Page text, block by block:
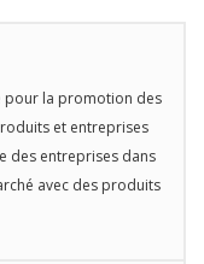
pour la promotion des
et entreprises
des entreprises dans
avec des produits